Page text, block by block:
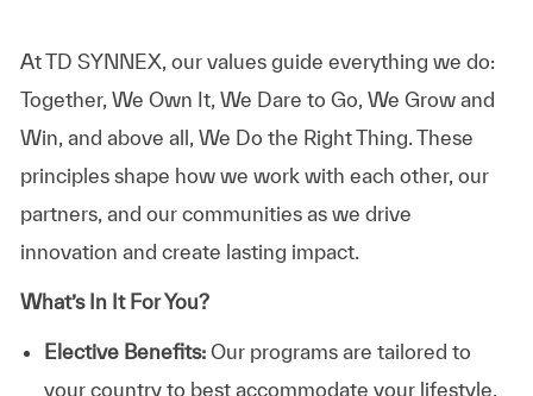
At TD SYNNEX, our values guide everything we do:
Together, We Own It, We Dare to Go, We Grow and
Win, and above all, We Do the Right Thing. These
principles shape how we work with each other, our
partners, and our communities as we drive
innovation and create lasting impact.
What’s In It For You?
Elective Benefits:Our programs are tailored to
your country to best accommodate your lifestyle.